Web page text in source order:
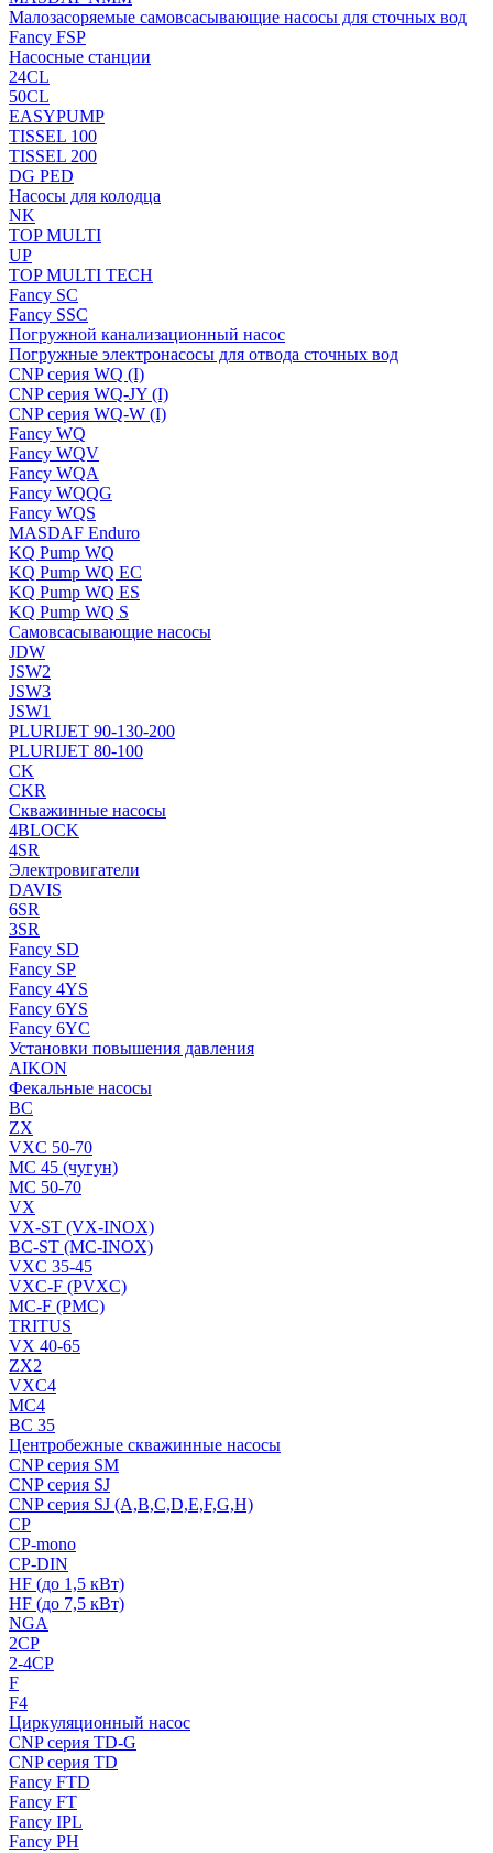
Малозасоряемые самовсасывающие насосы для сточных вод
Fancy FSP
Насосные станции
24CL
50CL
EASYPUMP
TISSEL 100
TISSEL 200
DG PED
Насосы для колодца
NK
TOP MULTI
UP
TOP MULTI TECH
Fancy SC
Fancy SSC
Погружной канализационный насос
Погружные электронасосы для отвода сточных вод
CNP серия WQ (I)
CNP серия WQ-JY (I)
CNP серия WQ-W (I)
Fancy WQ
Fancy WQV
Fancy WQA
Fancy WQQG
Fancy WQS
MASDAF Enduro
KQ Pump WQ
KQ Pump WQ EC
KQ Pump WQ ES
KQ Pump WQ S
Самовсасывающие насосы
JDW
JSW2
JSW3
JSW1
PLURIJET 90-130-200
PLURIJET 80-100
CK
CKR
Скважинные насосы
4BLOCK
4SR
Электровигатели
DAVIS
6SR
3SR
Fancy SD
Fancy SP
Fancy 4YS
Fancy 6YS
Fancy 6YC
Установки повышения давления
AIKON
Фекальные насосы
BC
ZX
VXC 50-70
MC 45 (чугун)
MC 50-70
VX
VX-ST (VX-INOX)
BC-ST (MC-INOX)
VXC 35-45
VXC-F (PVXC)
MC-F (PMC)
TRITUS
VX 40-65
ZX2
VXC4
MC4
BC 35
Центробежные скважинные насосы
CNP серия SM
CNP серия SJ
CNP серия SJ (A,B,C,D,E,F,G,H)
CP
CP-mono
CP-DIN
HF (до 1,5 кВт)
HF (до 7,5 кВт)
NGA
2CP
2-4CP
F
F4
Циркуляционный насос
CNP серия TD-G
CNP серия TD
Fancy FTD
Fancy FT
Fancy IPL
Fancy PH